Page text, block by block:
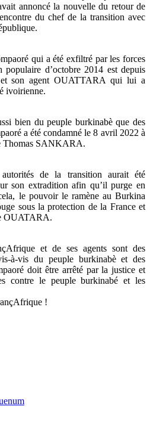
annoncé la nouvelle du retour de
du chef de la transition avec
qui a été exfiltré par les forces
populaire d’octobre 2014 est depuis
son agent OUATTARA qui lui a
ivoirienne.
bien du peuple burkinabè que des
a été condamné le 8 avril 2022 à
Thomas SANKARA.
de la transition aurait été
son extradition afin qu’il purge en
le pouvoir le ramène au Burkina
sous la protection de la France et
OUATARA.
et de ses agents sont des
à-vis du peuple burkinabè et des
doit être arrêté par la justice et
contre le peuple burkinabé et les
!